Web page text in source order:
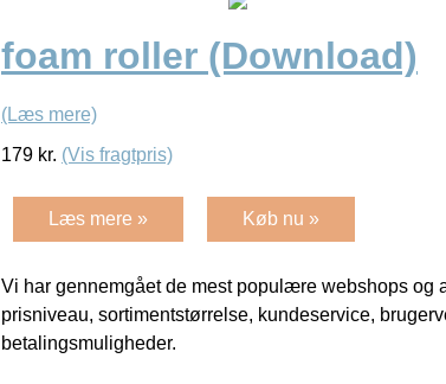
foam roller (Download)
(Læs mere)
179 kr. (Vis fragtpris)
Læs mere » Køb nu »
Vi har gennemgået de mest populære webshops og
prisniveau, sortimentstørrelse, kundeservice,
betalingsmuligheder.